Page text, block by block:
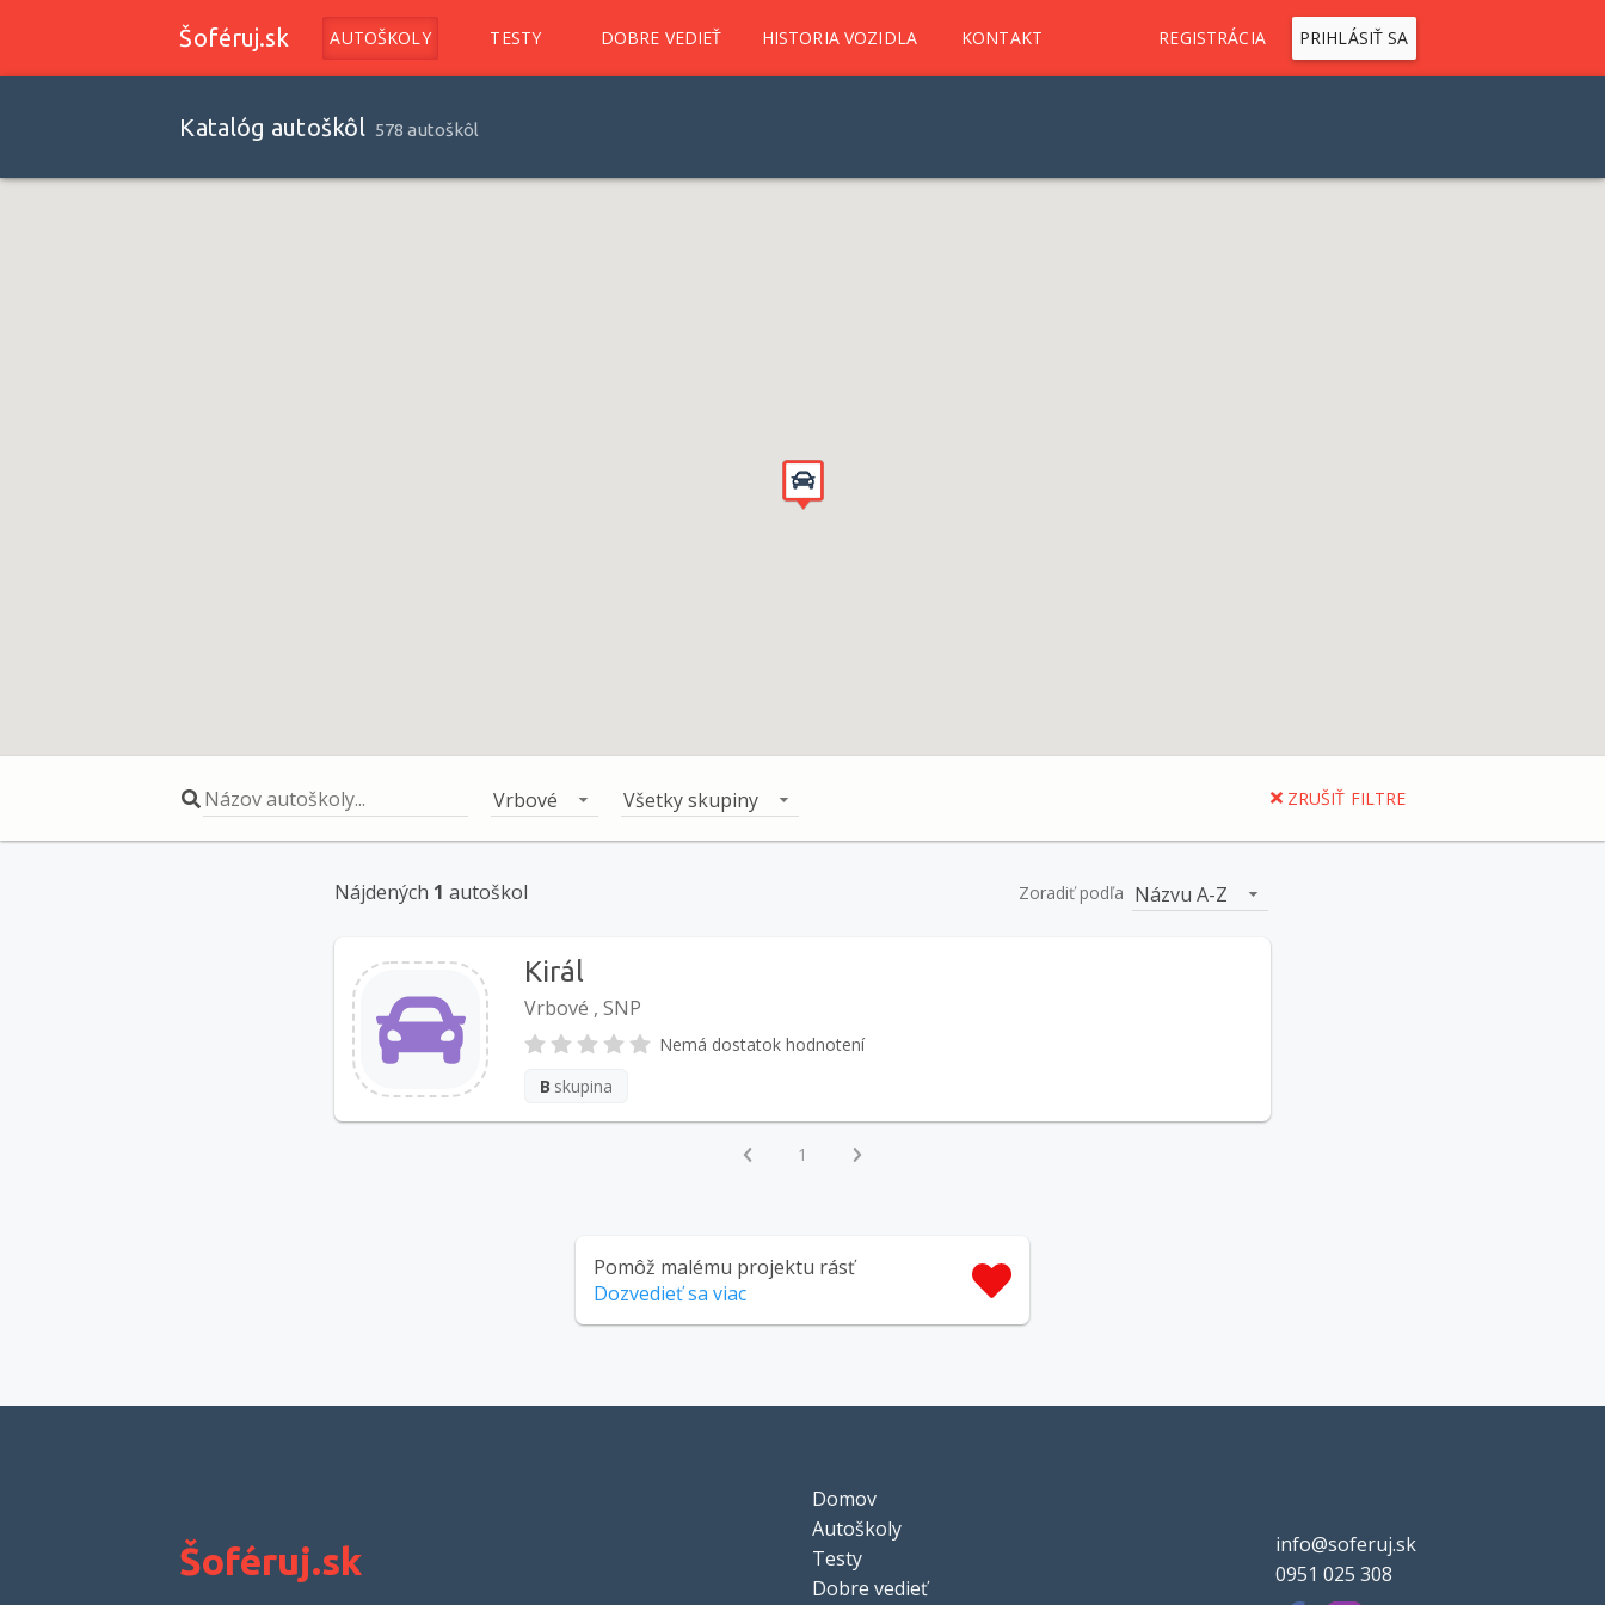
Šoféruj.sk AUTOŠKOLY TESTY DOBRE VEDIEŤ HISTORIA VOZIDLA KONTAKT REGISTRÁCIA PRIHLÁSIŤ SA
Katalóg autoškôl 578 autoškôl
Názov autoškoly... Vrbové Všetky skupiny ZRUŠIŤ FILTRE
Nájdených 1 autoškol Zoradiť podľa Názvu A-Z
Királ
Vrbové , SNP
Nemá dostatok hodnotení
B skupina
1
Pomôž malému projektu rásť
Dozvedieť sa viac
Šoféruj.sk
Domov
Autoškoly
Testy
Dobre vedieť
info@soferuj.sk
0951 025 308